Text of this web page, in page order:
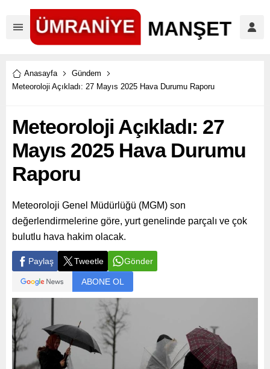
Anasayfa
Gündem
Meteoroloji Açıkladı: 27 Mayıs 2025 Hava Durumu Raporu
Meteoroloji Açıkladı: 27
Mayıs 2025 Hava Durumu
Raporu
Meteoroloji Genel Müdürlüğü (MGM) son
değerlendirmelerine göre, yurt genelinde parçalı ve çok
bulutlu hava hakim olacak.
Paylaş Tweetle Gönder
ABONE OL